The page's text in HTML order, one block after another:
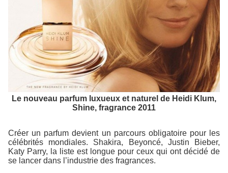
Le nouveau parfum luxueux et naturel de Heidi Klum,
Shine, fragrance 2011
Créer un parfum devient un parcours obligatoire pour les
célébrités mondiales. Shakira, Beyoncé, Justin Bieber,
Katy Parry, la liste est longue pour ceux qui ont décidé de
se lancer dans l’industrie des fragrances.